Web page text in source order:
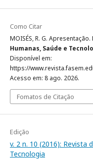
Como Citar
MOISÉS, R. G. Apresentação.
Humanas, Saúde e
Disponível em:
https://
Acesso em: 8 ago. 2026.
Fomatos de Citação
Edição
v. 2 n. 10 (2016): Revista
Tecnologia